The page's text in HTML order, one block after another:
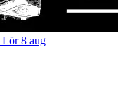
Lör 8 aug